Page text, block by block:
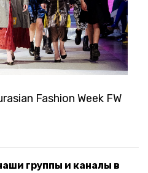
Fashion Week FW
группы и каналы в